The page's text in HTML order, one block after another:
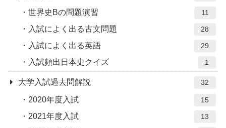
世界史Bの問題演習 11
入試によく出る古文問題 28
入試によく出る英語 29
入試頻出日本史クイズ 1
大学入試過去問解説 32
2020年度入試 15
2021年度入試 13